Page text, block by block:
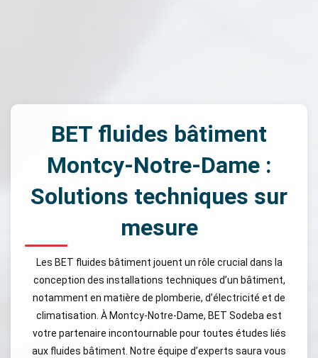
BET fluides bâtiment
Montcy-Notre-Dame :
Solutions techniques sur
mesure
Les BET fluides bâtiment jouent un rôle crucial dans la
conception des installations techniques d’un bâtiment,
notamment en matière de plomberie, d’électricité et de
climatisation. À Montcy-Notre-Dame, BET Sodeba est
votre partenaire incontournable pour toutes études liés
aux fluides bâtiment. Notre équipe d’experts saura vous